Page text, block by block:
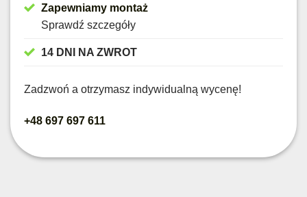
Zapewniamy montaż
Sprawdź szczegóły
14 DNI NA ZWROT
Zadzwoń a otrzymasz indywidualną wycenę!
+48 697 697 611